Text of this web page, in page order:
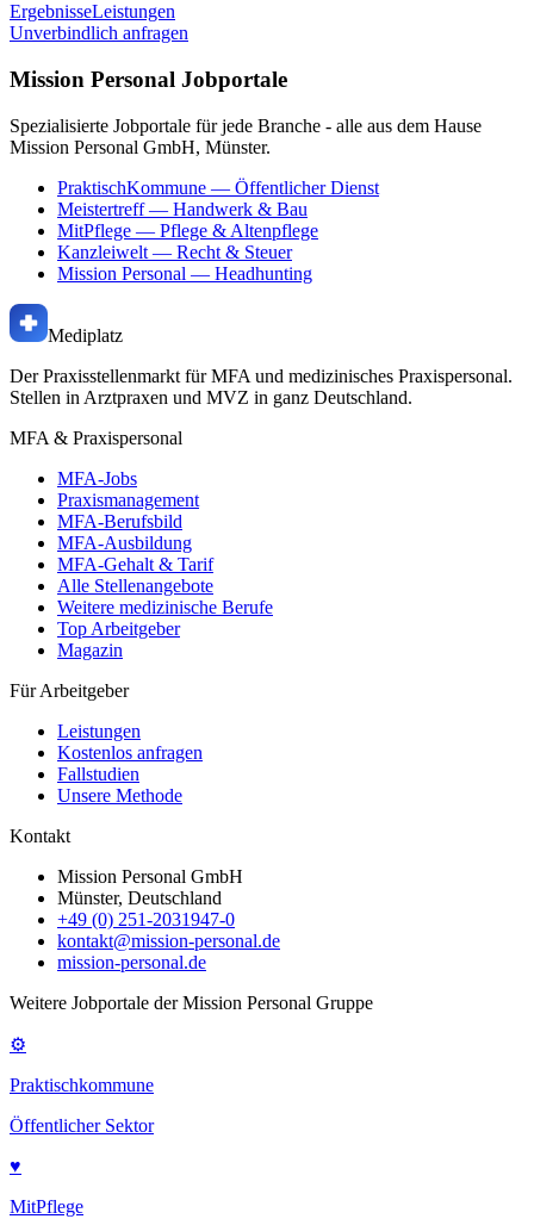
ErgebnisseLeistungen
Unverbindlich anfragen
Mission Personal Jobportale
Spezialisierte Jobportale für jede Branche - alle aus dem Hause
Mission Personal GmbH, Münster.
PraktischKommune — Öffentlicher Dienst
Meistertreff— Handwerk & Bau
MitPflege — Pflege & Altenpflege
Kanzleiwelt — Recht & Steuer
Mission Personal — Headhunting
Mediplatz
Der Praxisstellenmarkt für MFA und medizinisches Praxispersonal.
Stellen in Arztpraxen und MVZ in ganz Deutschland.
MFA & Praxispersonal
MFA-Jobs
Praxismanagement
MFA-Berufsbild
MFA-Ausbildung
MFA-Gehalt & Tarif
Alle Stellenangebote
Weitere medizinische Berufe
Top Arbeitgeber
Magazin
Für Arbeitgeber
Leistungen
Kostenlos anfragen
Fallstudien
Unsere Methode
Kontakt
Mission Personal GmbH
Münster, Deutschland
+49 (0) 251-2031947-0
kontakt@mission-personal.de
mission-personal.de
Weitere Jobportale der Mission Personal Gruppe
⚙
Praktischkommune
Öffentlicher Sektor
♥
MitPflege